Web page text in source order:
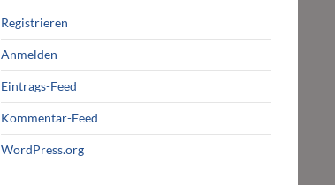
Registrieren
Anmelden
Eintrags-Feed
Kommentar-Feed
WordPress.org